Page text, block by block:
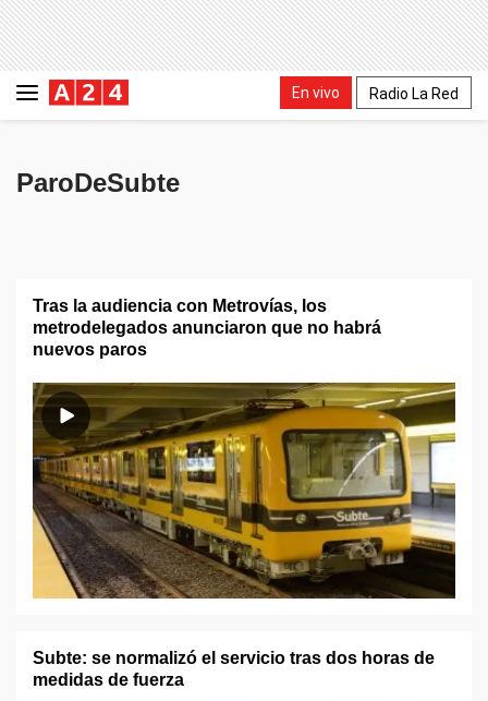
En vivo Radio La Red
ParoDeSubte
Tras la audiencia con Metrovías, los
metrodelegados anunciaron que no habrá
nuevos paros
Subte: se normalizó el servicio tras dos horas de
medidas de fuerza